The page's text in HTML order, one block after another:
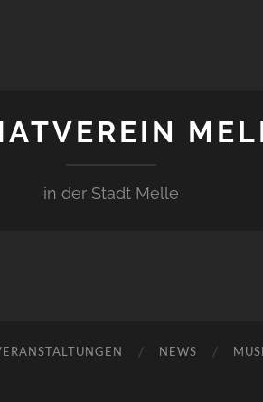
in der Stadt Melle
NEWS